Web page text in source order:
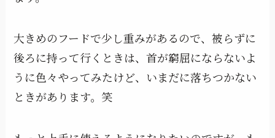
大きめのフードで少し重みがあるので、被らずに
後ろに持って行くときは、首が窮屈にならないよ
うに色々やってみたけど、いまだに落ちつかない
ときがあります。笑